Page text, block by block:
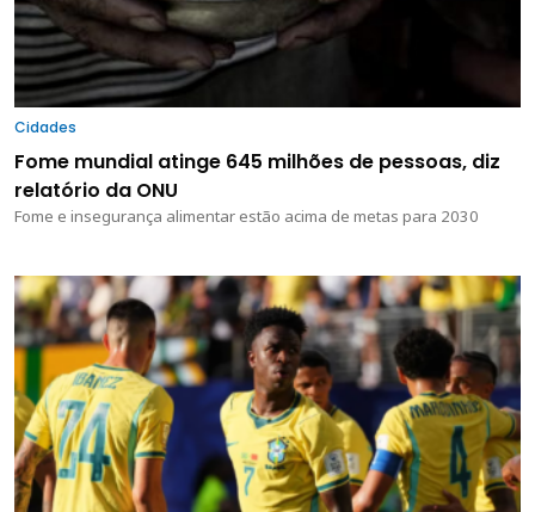
Cidades
Fome mundial atinge 645 milhões de pessoas, diz
relatório da ONU
Fome e insegurança alimentar estão acima de metas para 2030